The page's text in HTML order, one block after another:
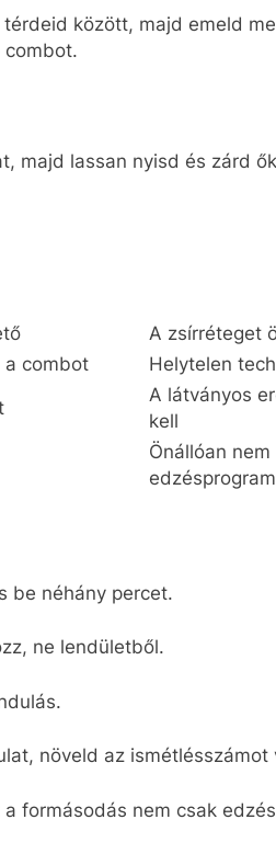
között, majd emeld
combot.
majd lassan nyisd és zárd
A zsírréteget
a combot
Helytelen
A látványos
kell
Önállóan
be néhány percet.
ne lendületből.
növeld az
formásodás nem csak